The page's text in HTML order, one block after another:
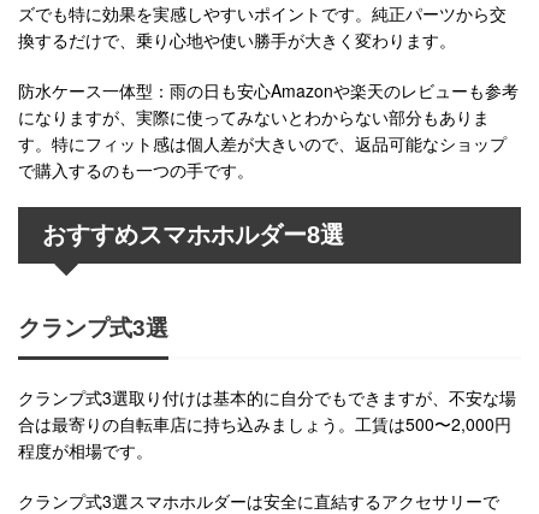
ズでも特に効果を実感しやすいポイントです。純正パーツから交
換するだけで、乗り心地や使い勝手が大きく変わります。
防水ケース一体型：雨の日も安心Amazonや楽天のレビューも参考
になりますが、実際に使ってみないとわからない部分もありま
す。特にフィット感は個人差が大きいので、返品可能なショップ
で購入するのも一つの手です。
おすすめスマホホルダー8選
クランプ式3選
クランプ式3選取り付けは基本的に自分でもできますが、不安な場
合は最寄りの自転車店に持ち込みましょう。工賃は500〜2,000円
程度が相場です。
クランプ式3選スマホホルダーは安全に直結するアクセサリーで